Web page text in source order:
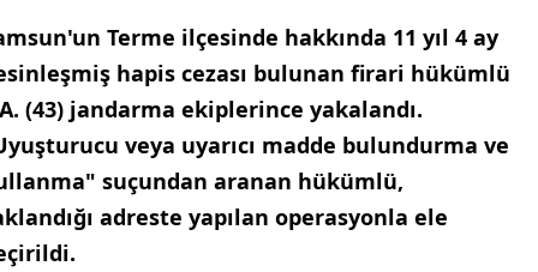
Terme ilçesinde hakkında 11 yıl 4 ay
hapis cezası bulunan firari hükümlü
(43) jandarma ekiplerince yakalandı.
veya uyarıcı madde bulundurma ve
suçundan aranan hükümlü,
adreste yapılan operasyonla ele